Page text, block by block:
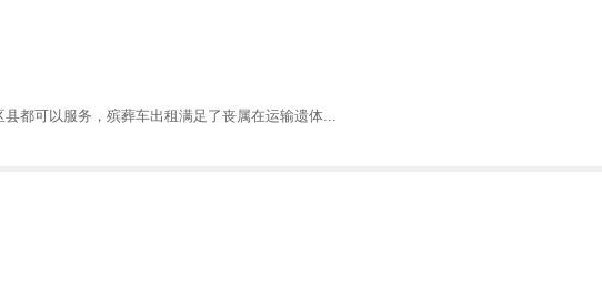
都可以服务，殡葬车出租满足了丧属在运输遗体...